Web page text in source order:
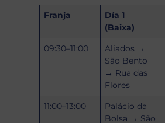
Franja
Día 1
(Baixa)
09:30–11:00
Aliados →
São Bento
→ Rua das
Flores
11:00–13:00
Palácio da
Bolsa → São